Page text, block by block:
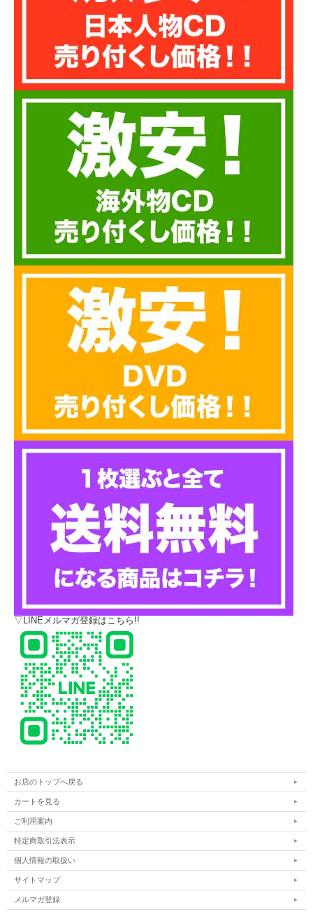
▽LINEメルマガ登録はこちら!!
お店のトップへ戻る
カートを見る
ご利用案内
特定商取引法表示
個人情報の取扱い
サイトマップ
メルマガ登録